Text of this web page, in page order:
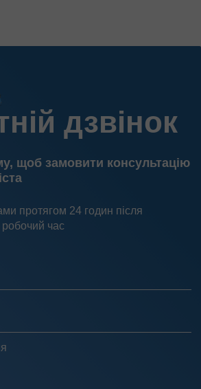
дзвінок
щоб замовити консультацію
протягом 24 годин після
час